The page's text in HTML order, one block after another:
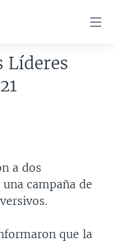
Líderes
a dos
campaña de
que la